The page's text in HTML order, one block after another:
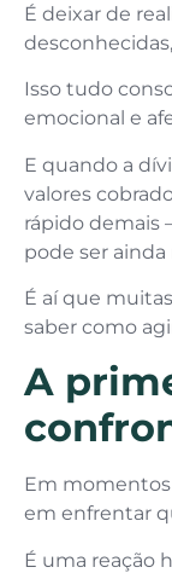
É deixar de
Isso tudo
emocional e
E quando a
valores
rápido
pode ser ainda
É aí que
saber como
A
Em
em enfrentar
É uma reação